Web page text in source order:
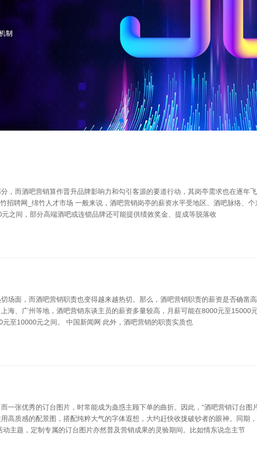
，而酒吧营销算作晋升品牌影响力和勾引客源的要道行动，其岗亭需求也在逐年
招聘网_绵竹人才市场 一般来说，酒吧营销岗亭的薪资水平受地区、酒吧脉络、
之间，部分高端酒吧或连锁品牌还可能提供绩效奖金、提成等脱落收
场面，而酒吧营销职责也变得越来越热切。那么，酒吧营销职责的薪资是否确凿
海、广州等地，酒吧营销东谈主员的薪资多量较高，月薪可能在8000元至15000
至10000元之间。 中国新闻网 此外，酒吧营销的职责实质也
张优秀的订台图片，时常能成为蛊惑主顾下单的曲折。因此，“酒吧营销订台图
高质感的配景图，搭配纯粹大气的字体遐想，大约赶快收拢破钞者的眼神。同期
主题，定制专属的订台图片亦然普及营销成果的灵验期间。比如情东说念主节